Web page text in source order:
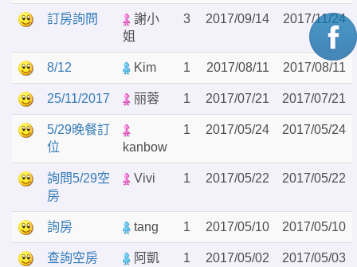
訂房詢問
謝小
姐
3 2017/09/14 2017/11/24
8/12 Kim 1 2017/08/11 2017/08/11
25/11/2017 丽蓉 1 2017/07/21 2017/07/21
5/29晚餐訂
位
kanbow
1 2017/05/24 2017/05/24
詢問5/29空
房
Vivi 1 2017/05/22 2017/05/22
詢房 tang 1 2017/05/10 2017/05/10
查詢空房 阿凱 1 2017/05/02 2017/05/03